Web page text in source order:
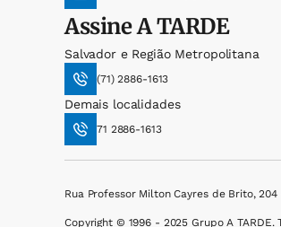
AssineA TARDE
Salvador e Região Metropolitana
(71) 2886-1613
Demais localidades
71 2886-1613
Rua Professor Milton Cayres de Brito,
Copyright © 1996 - 2025 Grupo A TARDE.